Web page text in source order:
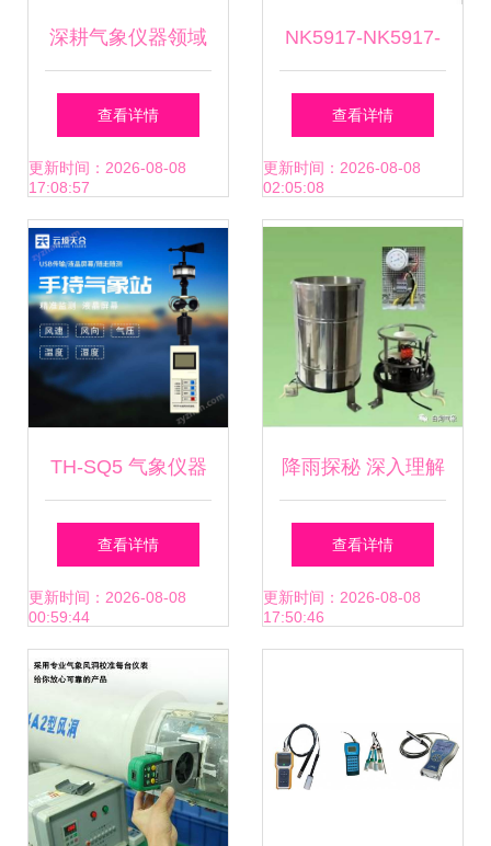
深耕气象仪器领域
天津气象仪器厂的
技术传承与创新
查看详情
更新时间：2026-08-08
17:08:57
NK5917-NK5917-
NK2500风速气象
仪-上海誉至电子科
查看详情
更新时间：2026-08-08
02:05:08
TH-SQ5 气象仪器
精准监测的智慧之
眼
查看详情
更新时间：2026-08-08
00:59:44
降雨探秘 深入理解
降水量
查看详情
更新时间：2026-08-08
17:50:46